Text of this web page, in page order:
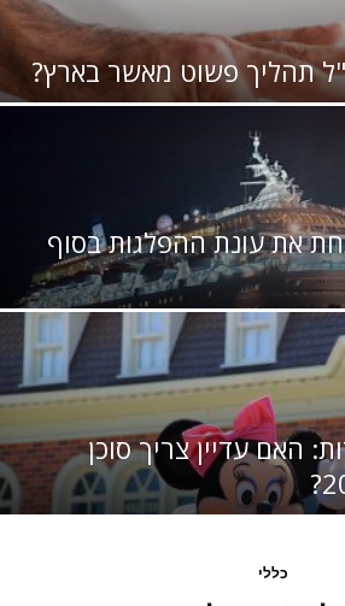
תהליך פשוט מאשר בארץ?
את עונת ההפלגות בסוף
האם עדיין צריך סוכן
כללי